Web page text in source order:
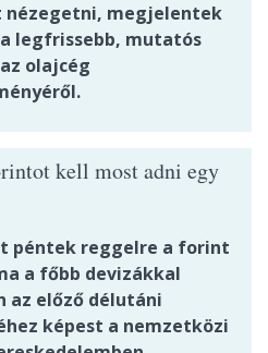
nézegetni, megjelentek
legfrissebb, mutatós
olajcég
kell most adni egy
péntek reggelre a forint
a főbb devizákkal
az előző délutáni
képest a nemzetközi